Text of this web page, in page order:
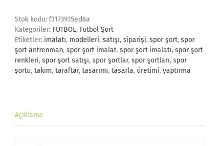
Stok kodu: f3173935ed8a
Kategoriler: FUTBOL, Futbol Şort
Etiketler: imalatı, modelleri, satışı, siparişi, spor şort, spor
şort antrenman, spor şort imalat, spor şort imalatı, spor şort
renkleri, spor şort satışı, spor şortlar, spor şortları, spor
şortu, takım, taraftar, tasarımı, tasarla, üretimi, yaptırma
Açıklama